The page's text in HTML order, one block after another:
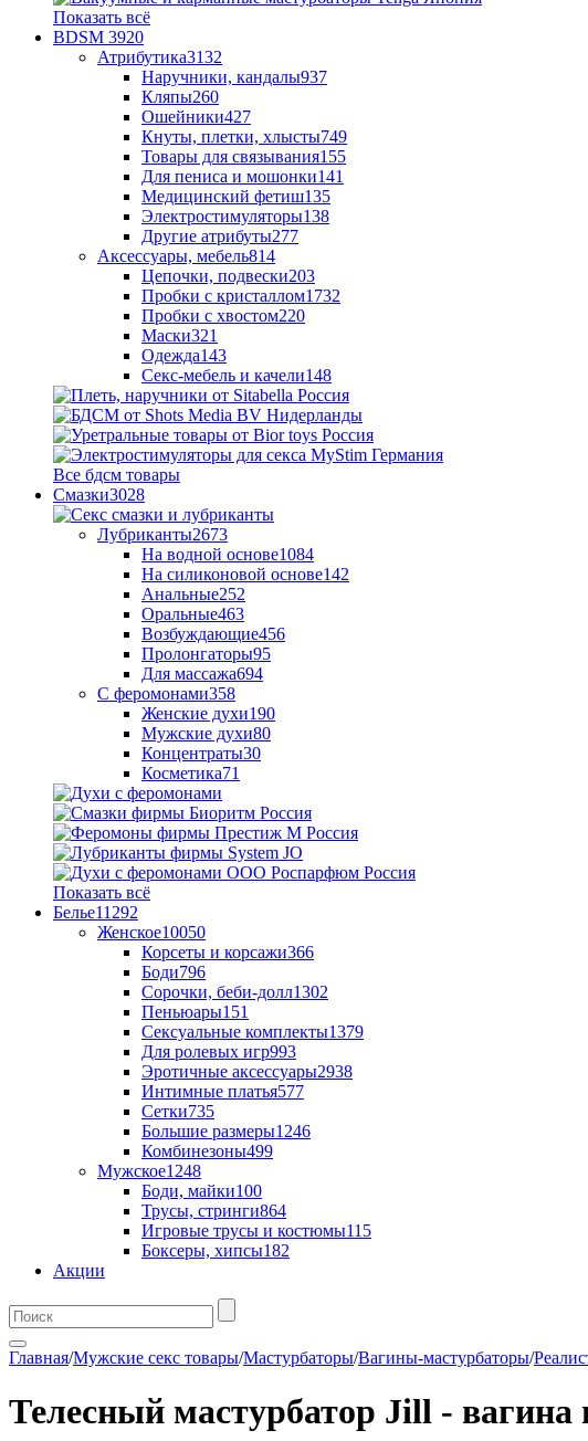
Показать всё
BDSM 3920
Атрибутика3132
Наручники, кандалы937
Кляпы260
Ошейники427
Кнуты, плетки, хлысты749
Товары для связывания155
Для пениса и мошонки141
Медицинский фетиш135
Электростимуляторы138
Другие атрибуты277
Аксессуары, мебель814
Цепочки, подвески203
Пробки с кристаллом1732
Пробки с хвостом220
Маски321
Одежда143
Секс-мебель и качели148
Все бдсм товары
Смазки3028
Лубриканты2673
На водной основе1084
На силиконовой основе142
Анальные252
Оральные463
Возбуждающие456
Пролонгаторы95
Для массажа694
С феромонами358
Женские духи190
Мужские духи80
Концентраты30
Косметика71
Показать всё
Белье11292
Женское10050
Корсеты и корсажи366
Боди796
Сорочки, беби-долл1302
Пеньюары151
Сексуальные комплекты1379
Для ролевых игр993
Эротичные аксессуары2938
Интимные платья577
Сетки735
Большие размеры1246
Комбинезоны499
Мужское1248
Боди, майки100
Трусы, стринги864
Игровые трусы и костюмы115
Боксеры, хипсы182
Акции
Главная/Мужские секс товары/Мастурбаторы/Вагины-мастурбаторы/
Телесный мастурбатор Jill - вагина